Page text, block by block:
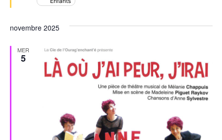
novembre 2025
MER
5